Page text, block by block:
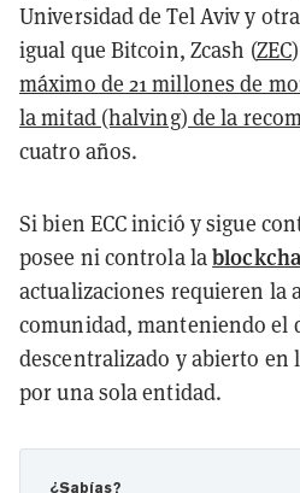
Universidad de Tel Aviv y
igual que Bitcoin, Zcash (ZEC
máximo de 21 millones de
la mitad (halving) de la
cuatro años.
Si bien ECC inició y sigue
posee ni controla la
actualizaciones requieren la
comunidad, manteniendo el
descentralizado y abierto en
por una sola entidad.
¿Sabías?